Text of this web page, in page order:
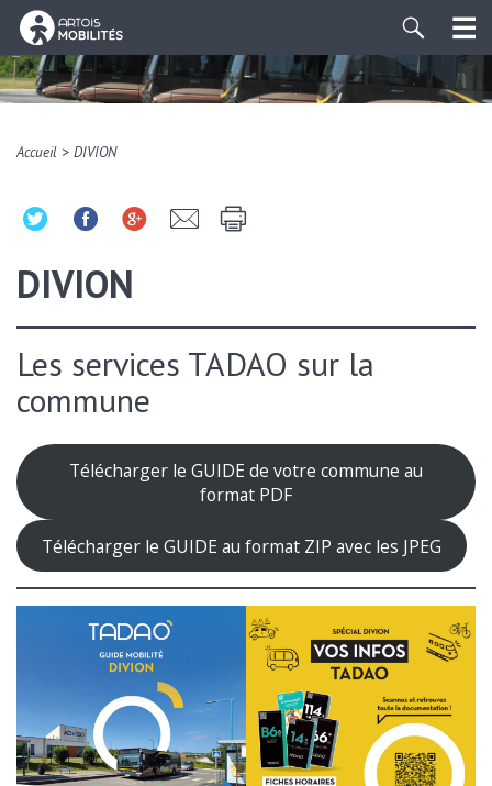
Accueil > DIVION
DIVION
Les services TADAO sur la
commune
Télécharger le GUIDE de votre commune au
format PDF
Télécharger le GUIDE au format ZIP avec les JPEG